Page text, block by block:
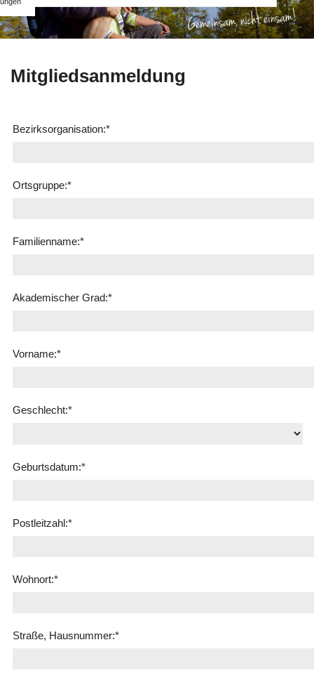
Mitgliedsanmeldung
Bezirksorganisation:*
Ortsgruppe:*
Familienname:*
Akademischer Grad:*
Vorname:*
Geschlecht:*
Geburtsdatum:*
Postleitzahl:*
Wohnort:*
Straße, Hausnummer:*